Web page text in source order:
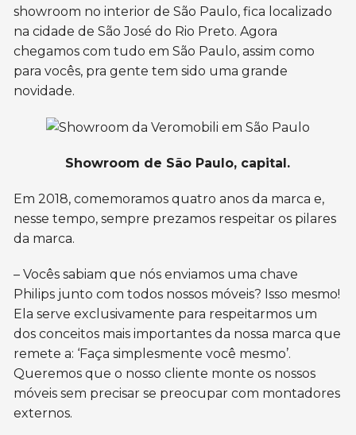
showroom no interior de São Paulo, fica localizado
na cidade de São José do Rio Preto. Agora
chegamos com tudo em São Paulo, assim como
para vocês, pra gente tem sido uma grande
novidade.
Showroom de São Paulo, capital.
Em 2018, comemoramos quatro anos da marca e,
nesse tempo, sempre prezamos respeitar os pilares
da marca.
– Vocês sabiam que nós enviamos uma chave
Philips junto com todos nossos móveis? Isso mesmo!
Ela serve exclusivamente para respeitarmos um
dos conceitos mais importantes da nossa marca que
remete a: ‘Faça simplesmente você mesmo’.
Queremos que o nosso cliente monte os nossos
móveis sem precisar se preocupar com montadores
externos.